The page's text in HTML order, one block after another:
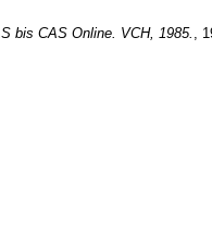
bis CAS Online. VCH, 1985.
,